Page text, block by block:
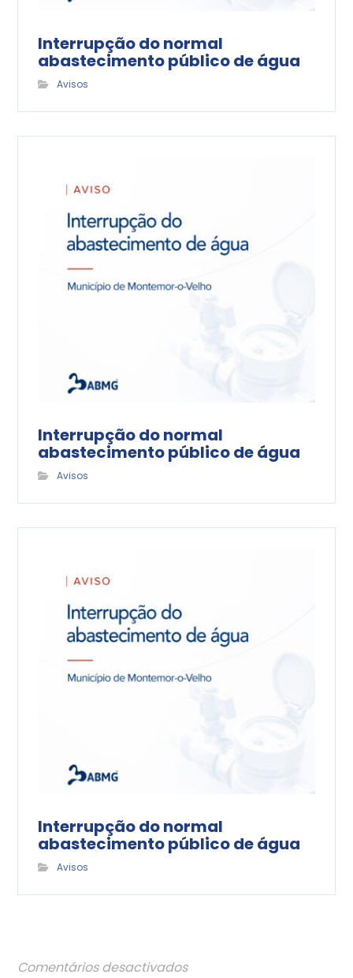
Interrupção do normal
abastecimento público de água
Avisos
Interrupção do normal
abastecimento público de água
Avisos
Interrupção do normal
abastecimento público de água
Avisos
Comentários desactivados